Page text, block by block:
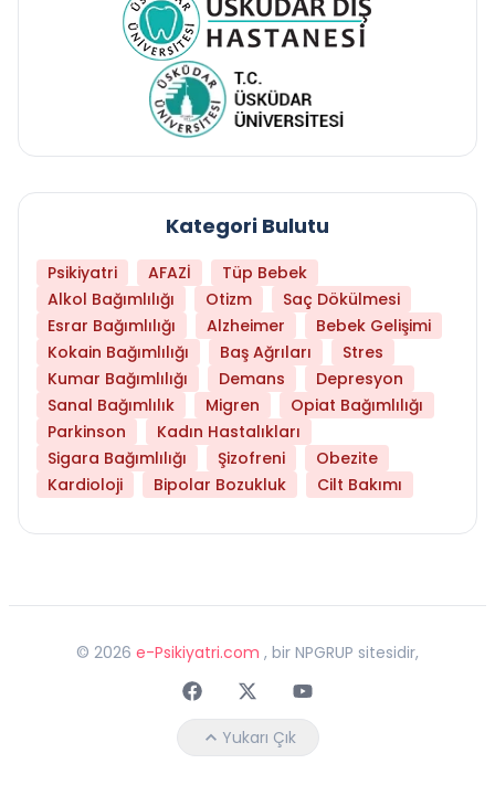
Kategori Bulutu
Psikiyatri AFAZİ
Tüp Bebek
Alkol Bağımlılığı
Otizm
Saç Dökülmesi
Esrar Bağımlılığı
Alzheimer
Bebek Gelişimi
Kokain Bağımlılığı
Baş Ağrıları
Stres
Kumar Bağımlılığı
Demans
Depresyon
Sanal Bağımlılık
Migren
Opiat Bağımlılığı
Parkinson
Kadın Hastalıkları
Sigara Bağımlılığı
Şizofreni
Obezite
Kardioloji
Bipolar Bozukluk Cilt Bakımı
© 2026 e-Psikiyatri.com , bir NPGRUP sitesidir,
FaceebokTwitterYoutube
Yukarı Çık